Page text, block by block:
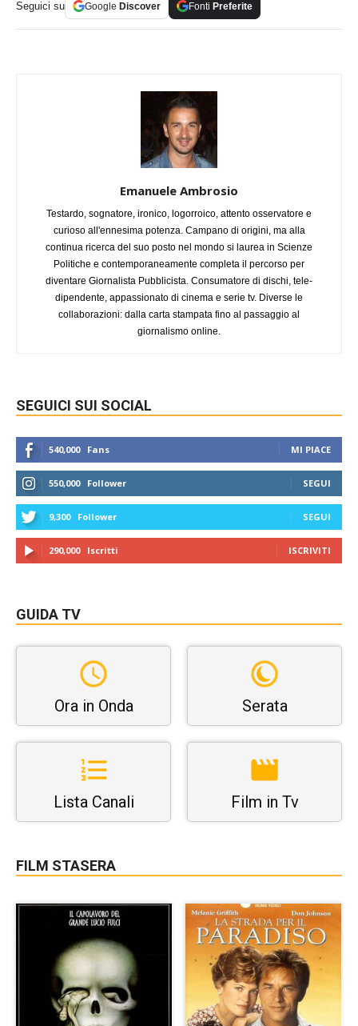
Seguici su Google Discover Fonti Preferite
Emanuele Ambrosio
Testardo, sognatore, ironico, logorroico, attento osservatore e
curioso all'ennesima potenza. Campano di origini, ma alla
continua ricerca del suo posto nel mondo si laurea in Scienze
Politiche e contemporaneamente completa il percorso per
diventare Giornalista Pubblicista. Consumatore di dischi, tele-
dipendente, appassionato di cinema e serie tv. Diverse le
collaborazioni: dalla carta stampata fino al passaggio al
giornalismo online.
SEGUICI SUI SOCIAL
540,000 Fans MI PIACE
550,000 Follower SEGUI
9,300 Follower SEGUI
290,000 Iscritti ISCRIVITI
GUIDA TV
Ora in Onda Serata
Lista Canali Film in Tv
FILM STASERA